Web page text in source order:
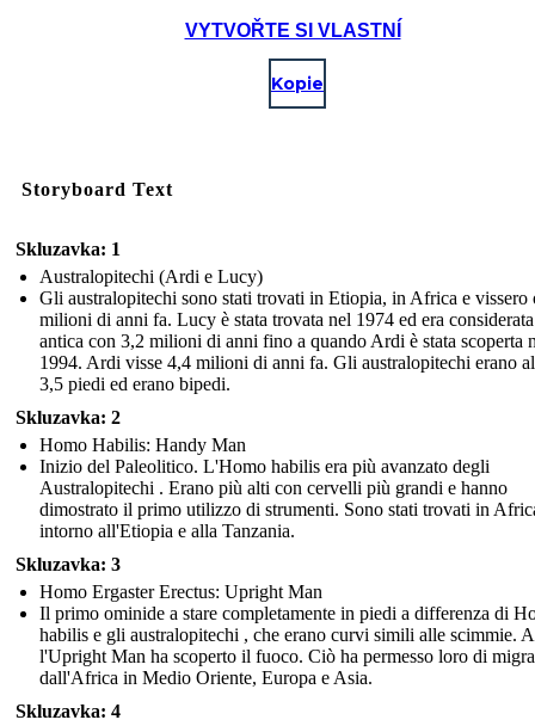
VYTVOŘTE SI VLASTNÍ
Kopie
Storyboard Text
Skluzavka: 1
Australopitechi (Ardi e Lucy)
Gli australopitechi sono stati trovati in Etiopia, in Africa e vissero
milioni di anni fa. Lucy è stata trovata nel 1974 ed era
antica con 3,2 milioni di anni fino a quando Ardi è stata scoperta
1994. Ardi visse 4,4 milioni di anni fa. Gli australopitechi erano
3,5 piedi ed erano bipedi.
Skluzavka: 2
Homo Habilis: Handy Man
Inizio del Paleolitico. L'Homo habilis era più avanzato degli
Australopitechi . Erano più alti con cervelli più grandi e hanno
dimostrato il primo utilizzo di strumenti. Sono stati trovati in
intorno all'Etiopia e alla Tanzania.
Skluzavka: 3
Homo Ergaster Erectus: Upright Man
Il primo ominide a stare completamente in piedi a differenza di
habilis e gli australopitechi , che erano curvi simili alle scimmie.
l'Upright Man ha scoperto il fuoco. Ciò ha permesso loro di
dall'Africa in Medio Oriente, Europa e Asia.
Skluzavka: 4